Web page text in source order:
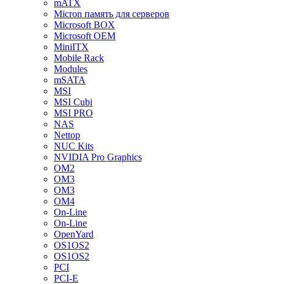
mATX
Micron память для серверов
Microsoft BOX
Microsoft OEM
MiniITX
Mobile Rack
Modules
mSATA
MSI
MSI Cubi
MSI PRO
NAS
Nettop
NUC Kits
NVIDIA Pro Graphics
OM2
OM3
OM3
OM4
On-Line
On-Line
OpenYard
OS1OS2
OS1OS2
PCI
PCI-E